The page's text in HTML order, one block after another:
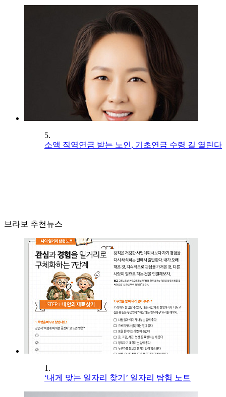
5.
소액 직역연금 받는 노인, 기초연금 수령 길 열린다
브라보 추천뉴스
1.
‘내게 맞는 일자리 찾기’ 일자리 탐험 노트